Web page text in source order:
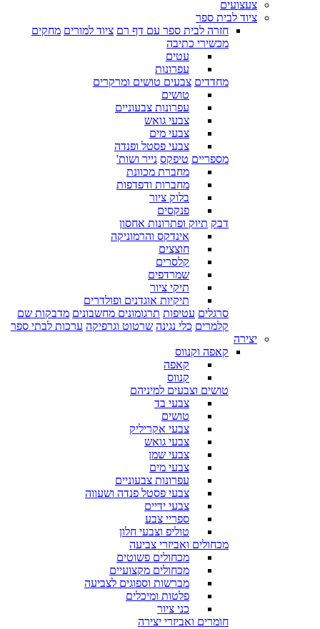
צעצועים
ציוד לבית ספר
חזרה לבית ספר עם דף רם ציוד למורים מחקים
מכשירי כתיבה
עטים
עפרונות
מחדדים צבעים טושים ומרקרים
טושים
עפרונות צבעוניים
צבעי גואש
צבעי מים
צבעי פסטל ופנדה
מספריים טיפקס נייר ושות'
מחברת מכוונת
מחברות ודפדפות
בלוק ציור
פנקסים
דבק תיוק ופתרונות אחסון
אינדקס והרמוניקה
חוצצים
קלסרים
שמרדפים
תיקי ציור
תיקיות אוגדנים ופולדרים
סרגלים עטיפות תרגומונים מחשבונים מדבקות שם
קלמרים כלי נגינה שרטוט וגרפיקה ערכות לבתי ספר
יצירה
קאפה וקנווס
קאפה
קנווס
טושים וצבעים למיניהם
צבעי בד
טושים
צבעי אקריליק
צבעי גואש
צבעי שמן
צבעי מים
עפרונות צבעוניים
צבעי פסטל פנדה ושעווה
צבעי ידיים
ספריי צבע
טוליפ וצבעי חלון
מכחולים ואביזרי צביעה
מכחולים פשוטים
מכחולים מקצועיים
מברשות וספוגים לצביעה
פלטות ומיכלים
כני ציור
חומרים ואביזרי יצירה